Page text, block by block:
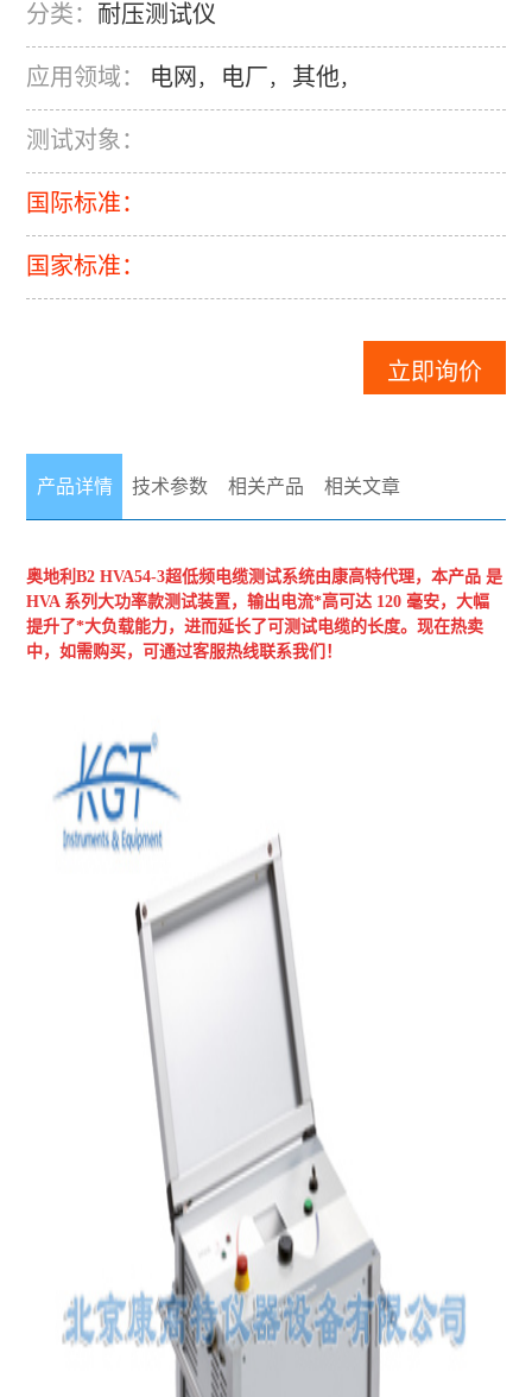
分类： 耐压测试仪
应用领域： 电网 ， 电厂， 其他，
测试对象：
国际标准：
国家标准：
立即询价
产品详情 技术参数 相关产品 相关文章
奥地利B2 HVA54-3超低频电缆测试系统由康高特代理，本产品 是
HVA 系列大功率款测试装置，输出电流*高可达 120 毫安，大幅
提升了*大负载能力，进而延长了可测试电缆的长度。现在热卖
中，如需购买，可通过客服热线联系我们！